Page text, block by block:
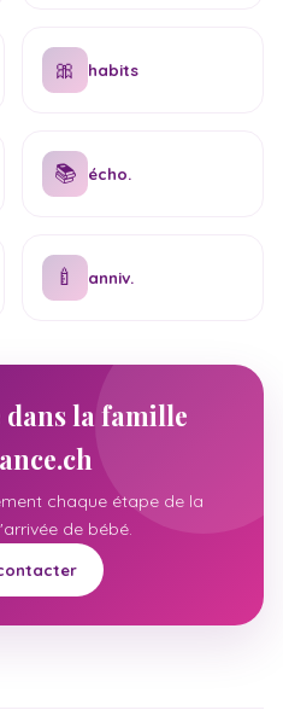
🎀 habits
📚 écho.
🍼 anniv.
dans la famille
chaque étape de la
de bébé.